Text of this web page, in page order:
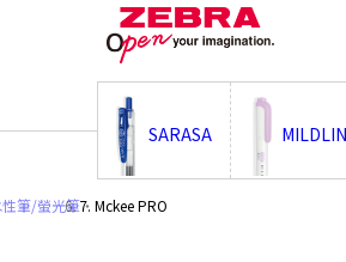
SARASA
筆/螢光筆・ Mckee PRO